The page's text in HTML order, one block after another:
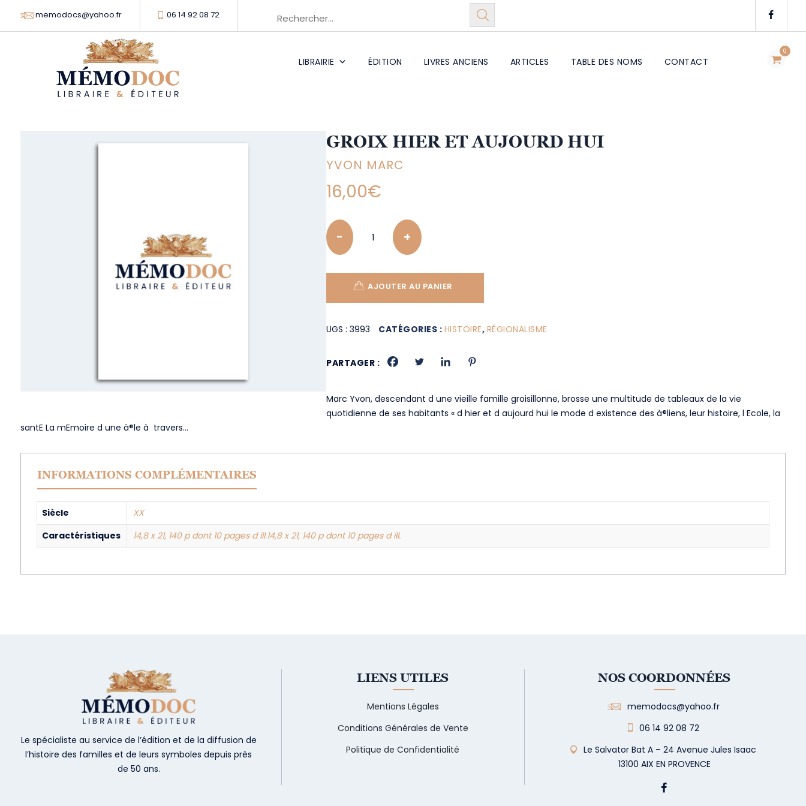
memodocs@yahoo.fr 06 14 92 08 72
0
LIBRAIRIE ÉDITION LIVRES ANCIENS ARTICLES TABLE DES NOMS CONTACT
GROIX HIER ET AUJOURD HUI
YVON MARC
16,00€
Quantity
AJOUTER AU PANIER
UGS :3993 CATÉGORIES : HISTOIRE, RÉGIONALISME
PARTAGER :
Marc Yvon, descendant d une vieille famille groisillonne, brosse une multitude de tableaux de la vie
quotidienne de ses habitants « d hier et d aujourd hui le mode d existence des à®liens, leur histoire, l Ecole, la
santE La mEmoire d une à®le à travers…
INFORMATIONS COMPLÉMENTAIRES
Siècle
XX
Caractéristiques
14,8 x 21, 140 p dont 10 pages d ill.14,8 x 21, 140 p dont 10 pages d ill.
Le spécialiste au service de l’édition et de la diffusion de
l’histoire des familles et de leurs symboles depuis près
de 50 ans.
LIENS UTILES
Mentions Légales
Conditions Générales de Vente
Politique de Confidentialité
NOS COORDONNÉES
memodocs@yahoo.fr
06 14 92 08 72
Le Salvator Bat A – 24 Avenue Jules Isaac
13100 AIX EN PROVENCE